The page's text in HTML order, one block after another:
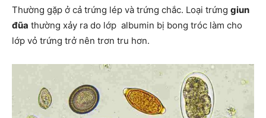
Thường gặp ở cả trứng lép và trứng chắc. Loại trứng giun
đũa thường xảy ra do lớp albumin bị bong tróc làm cho
lớp vỏ trứng trở nên trơn tru hơn.